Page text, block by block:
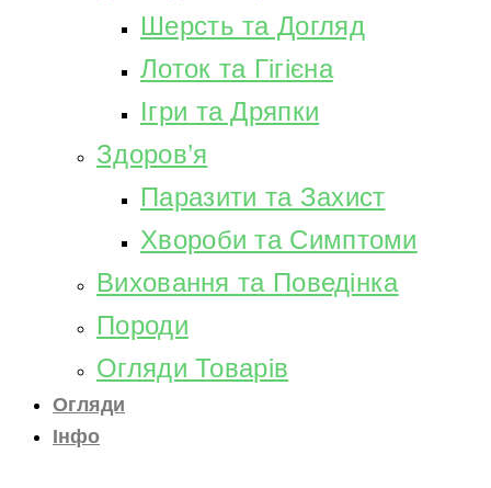
Шерсть та Догляд
Лоток та Гігієна
Ігри та Дряпки
Здоров’я
Паразити та Захист
Хвороби та Симптоми
Виховання та Поведінка
Породи
Огляди Товарів
Огляди
Інфо